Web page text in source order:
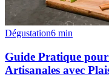
Dégustation6 min
Guide Pratique
Artisanales avec